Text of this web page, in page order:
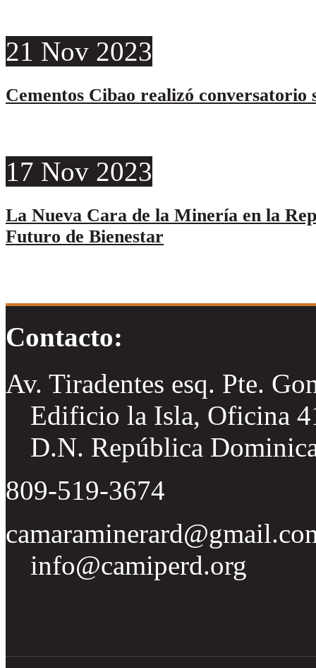
21 Nov 2023
Cementos Cibao realizó conversatorio
17 Nov 2023
La Nueva Cara de la Minería en la
Futuro de Bienestar
Contacto:
Av. Tiradentes esq. Pte.
Edificio la Isla, Oficina
D.N. República
809-519-3674
info@camiperd.org